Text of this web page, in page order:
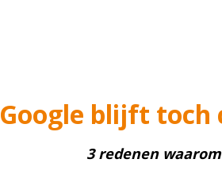
Google blijft toch
3 redenen